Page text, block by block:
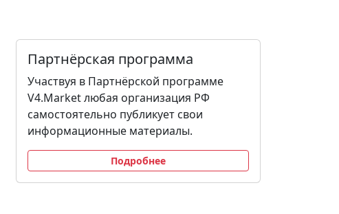
Партнёрская программа
Участвуя в Партнёрской программе
V4.Market любая организация РФ
самостоятельно публикует свои
информационные материалы.
Подробнее